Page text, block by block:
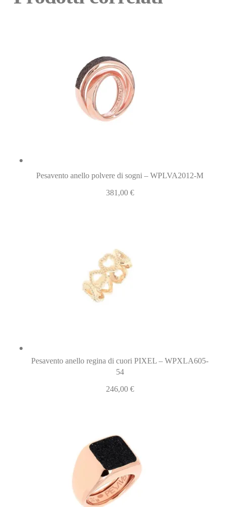
Pesavento anello polvere di sogni – WPLVA2012-M
381,00 €
Pesavento anello regina di cuori PIXEL – WPXLA605-
54
246,00 €